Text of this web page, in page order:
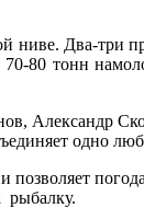
ниве. Два-три
70-80 тонн
Александр
одно
позволяет
рыбалку.